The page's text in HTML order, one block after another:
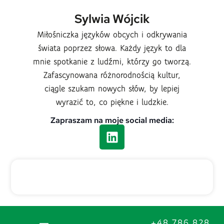
Sylwia Wójcik
Miłośniczka języków obcych i odkrywania
świata poprzez słowa. Każdy język to dla
mnie spotkanie z ludźmi, którzy go tworzą.
Zafascynowana różnorodnością kultur,
ciągle szukam nowych słów, by lepiej
wyrazić to, co piękne i ludzkie.
Zapraszam na moje social media: